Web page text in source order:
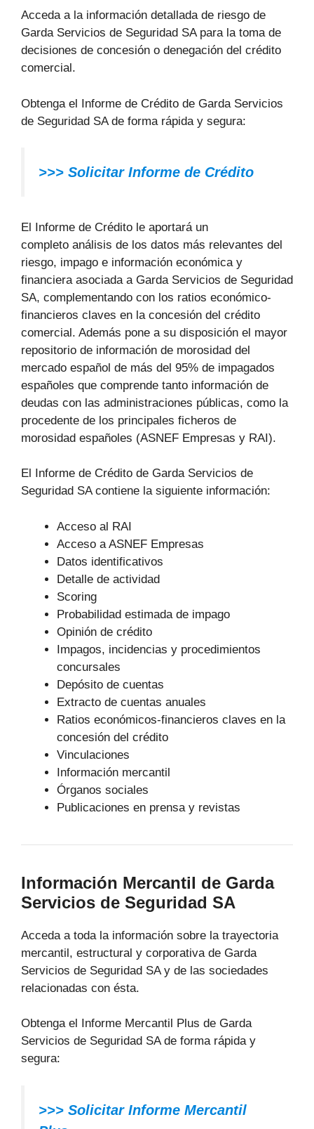
Acceda a la información detallada de riesgo de
Garda Servicios de Seguridad SA para la toma de
decisiones de concesión o denegación del crédito
comercial.
Obtenga el Informe de Crédito de Garda Servicios
de Seguridad SA de forma rápida y segura:
>>> Solicitar Informe de Crédito
El Informe de Crédito le aportará un
completo análisis de los datos más relevantes del
riesgo, impago e información económica y
financiera asociada a Garda Servicios de Seguridad
SA, complementando con los ratios económico-
financieros claves en la concesión del crédito
comercial. Además pone a su disposición el mayor
repositorio de información de morosidad del
mercado español de más del 95% de impagados
españoles que comprende tanto información de
deudas con las administraciones públicas, como la
procedente de los principales ficheros de
morosidad españoles (ASNEF Empresas y RAI).
El Informe de Crédito de Garda Servicios de
Seguridad SA contiene la siguiente información:
Acceso al RAI
Acceso a ASNEF Empresas
Datos identificativos
Detalle de actividad
Scoring
Probabilidad estimada de impago
Opinión de crédito
Impagos, incidencias y procedimientos
concursales
Depósito de cuentas
Extracto de cuentas anuales
Ratios económicos-financieros claves en la
concesión del crédito
Vinculaciones
Información mercantil
Órganos sociales
Publicaciones en prensa y revistas
Información Mercantil de Garda
Servicios de Seguridad SA
Acceda a toda la información sobre la trayectoria
mercantil, estructural y corporativa de Garda
Servicios de Seguridad SA y de las sociedades
relacionadas con ésta.
Obtenga el Informe Mercantil Plus de Garda
Servicios de Seguridad SA de forma rápida y
segura:
>>> Solicitar Informe Mercantil